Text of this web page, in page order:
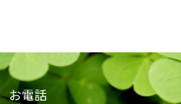
お電話